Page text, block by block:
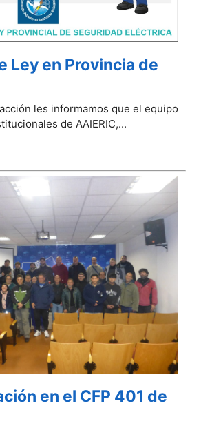
Ley en Provincia de
les informamos que el equipo
de AAIERIC,...
en el CFP 401 de